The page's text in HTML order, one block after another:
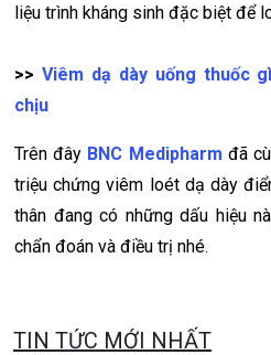
liệu trình kháng sinh đặc biệt để
>> Viêm dạ dày uống thuốc
chịu
Trên đây BNC Medipharm đã
triệu chứng viêm loét dạ dày
thân đang có những dấu hiệu
chẩn đoán và điều trị nhé.
TIN TỨC MỚI NHẤT